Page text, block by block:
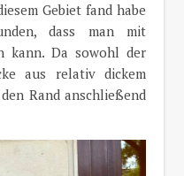
Gebiet fand habe
dass man mit
kann. Da sowohl der
aus relativ dickem
Rand anschließend